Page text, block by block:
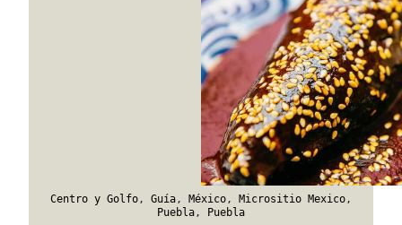
Centro y Golfo, Guía, México, Micrositio Mexico,
Puebla, Puebla
Viaja con Travesías, recibe cada semana
itinerarios, tips de insider y las guías más